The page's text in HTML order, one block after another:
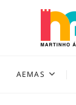
AEMAS